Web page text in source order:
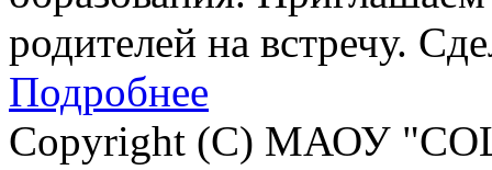
родителей на встречу.
Подробнее
Copyright (C) МАОУ